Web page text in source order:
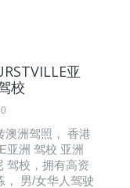
亚
校
澳洲驾照， 香港
亚洲 驾校 亚洲
驾校，拥有高资
， 男/女华人驾驶